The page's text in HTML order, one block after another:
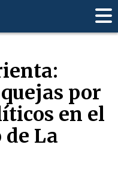
por
en el
La